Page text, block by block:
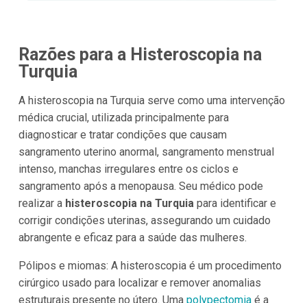
Razões para a Histeroscopia na
Turquia
A histeroscopia na Turquia serve como uma intervenção
médica crucial, utilizada principalmente para
diagnosticar e tratar condições que causam
sangramento uterino anormal, sangramento menstrual
intenso, manchas irregulares entre os ciclos e
sangramento após a menopausa. Seu médico pode
realizar a histeroscopia na Turquiapara identificar e
corrigir condições uterinas, assegurando um cuidado
abrangente e eficaz para a saúde das mulheres.
Pólipos e miomas: A histeroscopia é um procedimento
cirúrgico usado para localizar e remover anomalias
estruturais presente no útero. Uma polypectomia é a